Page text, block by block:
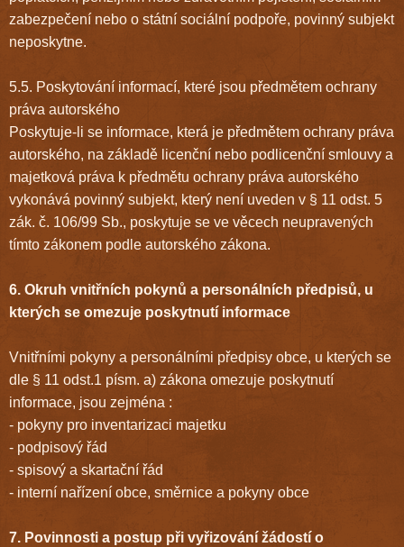
zabezpečení nebo o státní sociální podpoře, povinný subjekt
neposkytne.
5.5. Poskytování informací, které jsou předmětem ochrany
práva autorského
Poskytuje-li se informace, která je předmětem ochrany práva
autorského, na základě licenční nebo podlicenční smlouvy a
majetková práva k předmětu ochrany práva autorského
vykonává povinný subjekt, který není uveden v § 11 odst. 5
zák. č. 106/99 Sb., poskytuje se ve věcech neupravených
tímto zákonem podle autorského zákona.
6. Okruh vnitřních pokynů a personálních předpisů, u
kterých se omezuje poskytnutí informace
Vnitřními pokyny a personálními předpisy obce, u kterých se
dle § 11 odst.1 písm. a) zákona omezuje poskytnutí
informace, jsou zejména :
- pokyny pro inventarizaci majetku
- podpisový řád
- spisový a skartační řád
- interní nařízení obce, směrnice a pokyny obce
7. Povinnosti a postup při vyřizování žádostí o